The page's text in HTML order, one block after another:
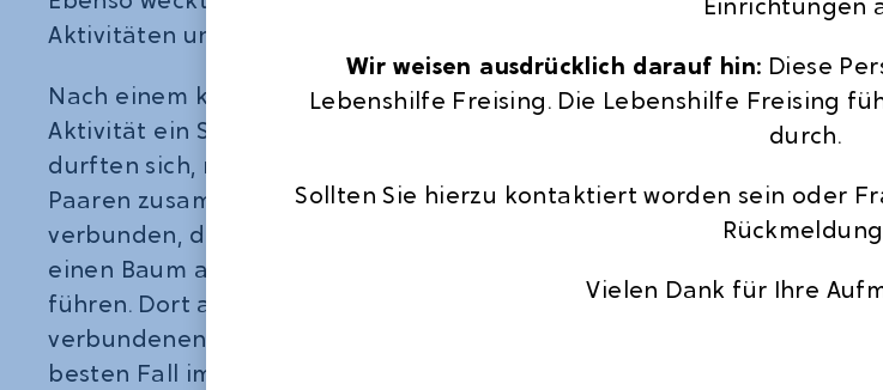
Wir weisen ausdrücklich darauf hin: Diese
Lebenshilfe Freising. Die Lebenshilfe Freising
durch.
Sollten Sie hierzu kontaktiert worden sein oder
Vielen Dank für Ihre
Aktivitäten und Spiele das Interesse der Kinder.
Nach einem kurzen Spaziergang im Wald, stand als erste
Aktivität ein Sinnes-Spiel auf dem Programm. Die Kinder
durften sich, nach einer Erklärung des Spielablaufs, in
Paaren zusammenfinden. Ein Kind bekam die Augen
verbunden, das andere Kind erhielt die Aufgabe, sich
einen Baum auszusuchen und seinen Partner zu diesem zu
führen. Dort angekommen, durfte das Kind mit den
verbundenen Augen den Baum fühlen, um den Baum im
besten Fall im Nachhinein wieder zu finden. Im Anschluss